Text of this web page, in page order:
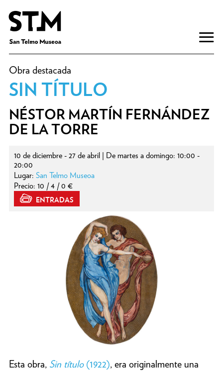
Obra destacada
SIN TÍTULO
NÉSTOR MARTÍN FERNÁNDEZ
DE LA TORRE
10 de diciembre - 27 de abril | De martes a domingo: 10:00 -
20:00
Lugar: San Telmo Museoa
Precio: 10 / 4 / 0 €
ENTRADAS
Esta obra, Sin título(1922), era originalmente una